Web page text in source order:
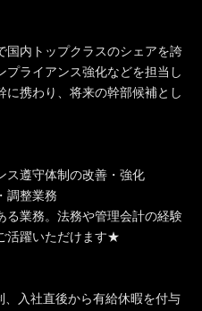
国内トップクラスのシェアを誇
プライアンス強化などを担当し
に携わり、将来の幹部候補とし
遵守体制の改善・強化
調整業務
業務。法務や管理会計の経験
活躍いただけます★
入社直後から有給休暇を付与